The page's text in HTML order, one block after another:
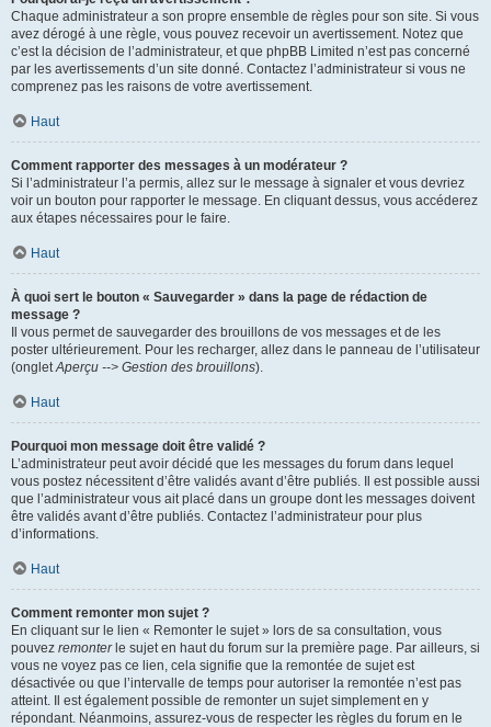
Chaque administrateur a son propre ensemble de règles pour son site. Si vous
avez dérogé à une règle, vous pouvez recevoir un avertissement. Notez que
c’est la décision de l’administrateur, et que phpBB Limited n’est pas concerné
par les avertissements d’un site donné. Contactez l’administrateur si vous ne
comprenez pas les raisons de votre avertissement.
Haut
Comment rapporter des messages à un modérateur ?
Si l’administrateur l’a permis, allez sur le message à signaler et vous devriez
voir un bouton pour rapporter le message. En cliquant dessus, vous accéderez
aux étapes nécessaires pour le faire.
Haut
À quoi sert le bouton « Sauvegarder » dans la page de rédaction de
message ?
Il vous permet de sauvegarder des brouillons de vos messages et de les
poster ultérieurement. Pour les recharger, allez dans le panneau de l’utilisateur
(ongletAperçu --> Gestion des brouillons).
Haut
Pourquoi mon message doit être validé ?
L’administrateur peut avoir décidé que les messages du forum dans lequel
vous postez nécessitent d’être validés avant d’être publiés. Il est possible aussi
que l’administrateur vous ait placé dans un groupe dont les messages doivent
être validés avant d’être publiés. Contactez l’administrateur pour plus
d’informations.
Haut
Comment remonter mon sujet ?
En cliquant sur le lien « Remonter le sujet » lors de sa consultation, vous
pouvez remonterle sujet en haut du forum sur la première page. Par ailleurs, si
vous ne voyez pas ce lien, cela signifie que la remontée de sujet est
désactivée ou que l’intervalle de temps pour autoriser la remontée n’est pas
atteint. Il est également possible de remonter un sujet simplement en y
répondant. Néanmoins, assurez-vous de respecter les règles du forum en le